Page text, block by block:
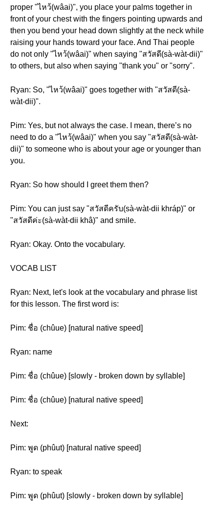
proper "ไหว้(wâai)", you place your palms together in
front of your chest with the fingers pointing upwards and
then you bend your head down slightly at the neck while
raising your hands toward your face. And Thai people
do not only "ไหว้(wâai)" when saying "สวัสดี(sà-wàt-dii)"
to others, but also when saying "thank you" or "sorry".
Ryan: So, "ไหว้(wâai)" goes together with "สวัสดี(sà-
wàt-dii)".
Pim: Yes, but not always the case. I mean, there’s no
need to do a "ไหว้(wâai)" when you say "สวัสดี(sà-wàt-
dii)" to someone who is about your age or younger than
you.
Ryan: So how should I greet them then?
Pim: You can just say "สวัสดีครับ(sà-wàt-dii khráp)" or
"สวัสดีค่ะ(sà-wàt-dii khâ)" and smile.
Ryan: Okay. Onto the vocabulary.
VOCAB LIST
Ryan: Next, let's look at the vocabulary and phrase list
for this lesson. The first word is:
Pim: ชื่อ (chûue) [natural native speed]
Ryan: name
Pim: ชื่อ (chûue) [slowly - broken down by syllable]
Pim: ชื่อ (chûue) [natural native speed]
Next:
Pim: พูด (phûut) [natural native speed]
Ryan: to speak
Pim: พูด (phûut) [slowly - broken down by syllable]